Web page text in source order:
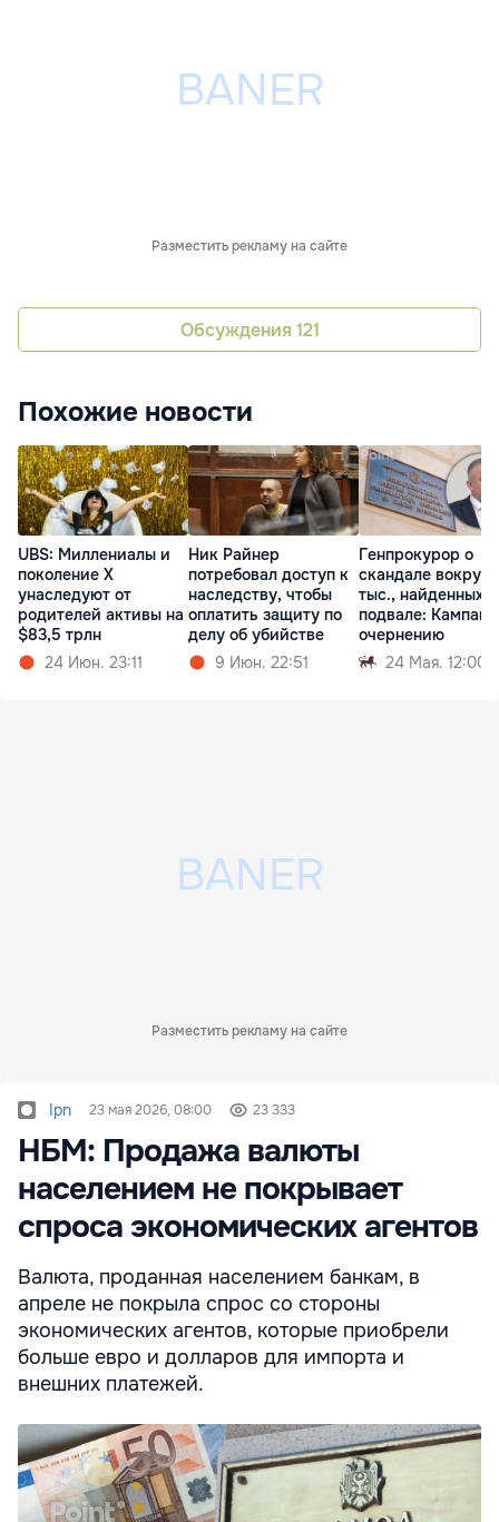
Разместить рекламу на сайте
Обсуждения 121
Похожие новости
UBS: Миллениалы и
поколение X
унаследуют от
родителей активы на
$83,5 трлн
24 Июн. 23:11
Ник Райнер
потребовал доступ к
наследству, чтобы
оплатить защиту по
делу об убийстве
9 Июн. 22:51
Генпрокурор о
скандале вокруг
тыс., найденных в
подвале:
очернению
24 Мая. 12:00
Разместить рекламу на сайте
Ipn 23 мая 2026, 08:00 23 333
НБМ: Продажа валюты
населением не покрывает
спроса экономических агентов
Валюта, проданная населением банкам, в
апреле не покрыла спрос со стороны
экономических агентов, которые приобрели
больше евро и долларов для импорта и
внешних платежей.